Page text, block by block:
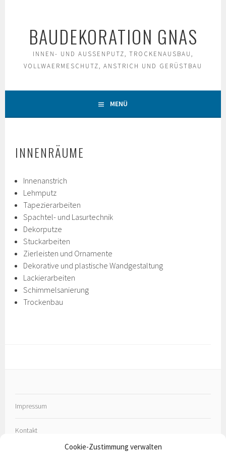
Cookie-Zustimmung verwalten
BAUDEKORATION GNAS
INNEN- UND AUSSENPUTZ, TROCKENAUSBAU, V
OLLWAERMESCHUTZ, ANSTRICH UND GERÜSTBAU
MENÜ
INNENRÄUME
Innenanstrich
Lehmputz
Tapezierarbeiten
Spachtel- und Lasurtechnik
Dekorputze
Stuckarbeiten
Zierleisten und Ornamente
Dekorative und plastische Wandgestaltung
Lackierarbeiten
Schimmelsanierung
Trockenbau
Impressum
Kontakt